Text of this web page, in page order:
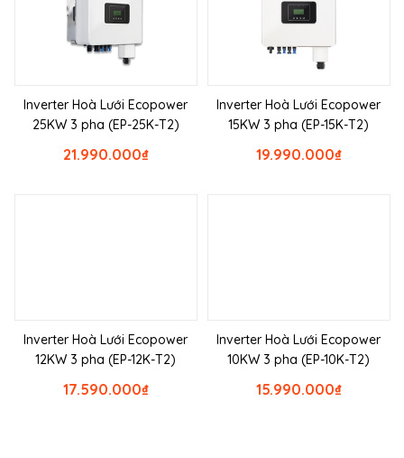
Inverter Hoà Lưới Ecopower
25KW 3 pha (EP-25K-T2)
₫
21.990.000
Inverter Hoà Lưới Ecopower
15KW 3 pha (EP-15K-T2)
₫
19.990.000
Inverter Hoà Lưới Ecopower
12KW 3 pha (EP-12K-T2)
₫
17.590.000
Inverter Hoà Lưới Ecopower
10KW 3 pha (EP-10K-T2)
₫
15.990.000